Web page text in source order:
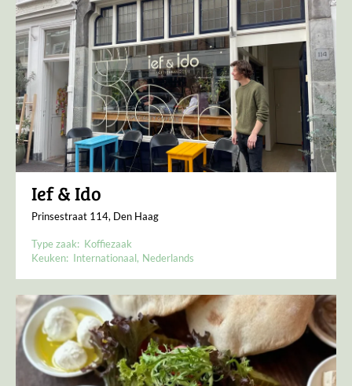
Ief & Ido
Prinsestraat 114, Den Haag
Type zaak: Koffiezaak
Keuken: Internationaal Nederlands